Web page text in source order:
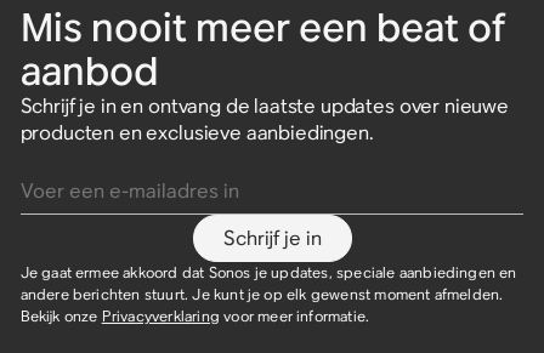
Mis nooit meer een beat of
aanbod
Schrijf je in en ontvang de laatste updates over nieuwe
producten en exclusieve aanbiedingen.
Schrijf je in
Je gaat ermee akkoord dat Sonos je updates, speciale aanbiedingen en
andere berichten stuurt. Je kunt je op elk gewenst moment afmelden.
Bekijk onze Privacyverklaring voor meer informatie.